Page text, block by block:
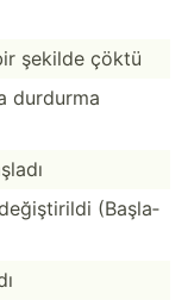
şekilde çöktü
durdurma
(Başla­